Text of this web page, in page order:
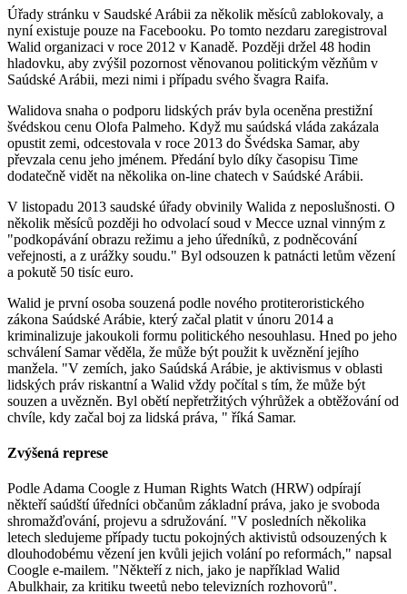
Úřady stránku v Saudské Arábii za několik měsíců zablokovaly, a
nyní existuje pouze na Facebooku. Po tomto nezdaru zaregistroval
Walid organizaci v roce 2012 v Kanadě. Později držel 48 hodin
hladovku, aby zvýšil pozornost věnovanou politickým vězňům v
Saúdské Arábii, mezi nimi i případu svého švagra Raifa.
Walidova snaha o podporu lidských práv byla oceněna prestižní
švédskou cenu Olofa Palmeho. Když mu saúdská vláda zakázala
opustit zemi, odcestovala v roce 2013 do Švédska Samar, aby
převzala cenu jeho jménem. Předání bylo díky časopisu Time
dodatečně vidět na několika on-line chatech v Saúdské Arábii.
V listopadu 2013 saudské úřady obvinily Walida z neposlušnosti. O
několik měsíců později ho odvolací soud v Mecce uznal vinným z
"podkopávání obrazu režimu a jeho úředníků, z podněcování
veřejnosti, a z urážky soudu." Byl odsouzen k patnácti letům vězení
a pokutě 50 tisíc euro.
Walid je první osoba souzená podle nového protiteroristického
zákona Saúdské Arábie, který začal platit v únoru 2014 a
kriminalizuje jakoukoli formu politického nesouhlasu. Hned po jeho
schválení Samar věděla, že může být použit k uvěznění jejího
manžela. "V zemích, jako Saúdská Arábie, je aktivismus v oblasti
lidských práv riskantní a Walid vždy počítal s tím, že může být
souzen a uvězněn. Byl obětí nepřetržitých výhrůžek a obtěžování od
chvíle, kdy začal boj za lidská práva, " říká Samar.
Zvýšená represe
Podle Adama Coogle z Human Rights Watch (HRW) odpírají
někteří saúdští úředníci občanům základní práva, jako je svoboda
shromažďování, projevu a sdružování. "V posledních několika
letech sledujeme případy tuctu pokojných aktivistů odsouzených k
dlouhodobému vězení jen kvůli jejich volání po reformách," napsal
Coogle e-mailem. "Někteří z nich, jako je například Walid
Abulkhair, za kritiku tweetů nebo televizních rozhovorů".